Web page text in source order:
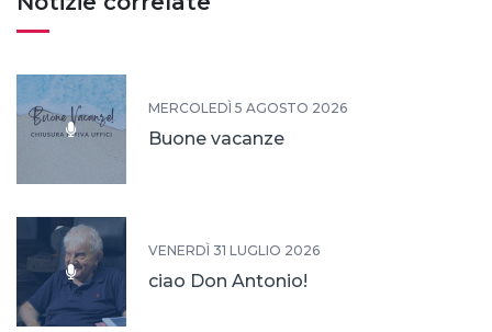
MERCOLEDÌ 5 AGOSTO 2026
Buone vacanze
VENERDÌ 31 LUGLIO 2026
ciao Don Antonio!